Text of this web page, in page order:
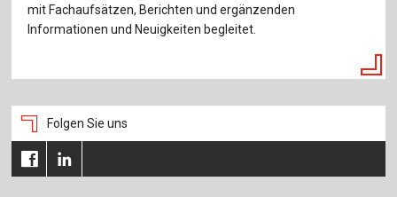
mit Fachaufsätzen, Berichten und ergänzenden
Informationen und Neuigkeiten begleitet.
Folgen Sie uns